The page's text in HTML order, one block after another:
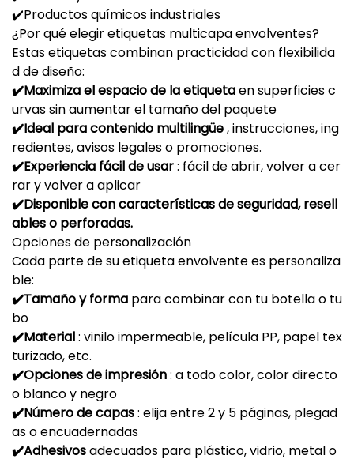
✔️Productos químicos industriales
¿Por qué elegir etiquetas multicapa envolventes?
Estas etiquetas combinan practicidad con flexibilida
d de diseño:
✔️Maximiza el espacio de la etiquetaen superficies c
urvas sin aumentar el tamaño del paquete
✔️Ideal para contenido multilingüe, instrucciones, ing
redientes, avisos legales o promociones.
✔️Experiencia fácil de usar: fácil de abrir, volver a cer
rar y volver a aplicar
✔️Disponible con características de seguridad, resell
ables o perforadas.
Opciones de personalización
Cada parte de su etiqueta envolvente es personaliza
ble:
✔️Tamaño y forma para combinar con tu botella o tu
bo
✔️Material: vinilo impermeable, película PP, papel tex
turizado, etc.
✔️Opciones de impresión: a todo color, color directo
o blanco y negro
✔️Número de capas: elija entre 2 y 5 páginas, plegad
as o encuadernadas
✔️Adhesivosadecuados para plástico, vidrio, metal o